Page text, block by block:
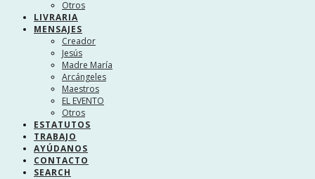
Otros
LIVRARIA
MENSAJES
Creador
Jesús
Madre María
Arcángeles
Maestros
EL EVENTO
Otros
ESTATUTOS
TRABAJO
AYÚDANOS
CONTACTO
SEARCH